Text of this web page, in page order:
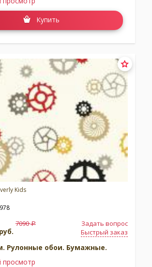
Купить
Kids
Задать вопрос
Быстрый заказ
руб.
7090a
Рулонные обои. Бумажные.
просмотр